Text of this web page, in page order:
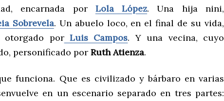
encarnada por Lola López. Una hija nini,
Sobrevela. Un abuelo loco, en el final de su vida,
otorgado porLuis Campos. Y una vecina, cuyo
personificado por Ruth Atienza.
funciona. Que es civilizado y bárbaro en varias
en un escenario separado en tres partes: